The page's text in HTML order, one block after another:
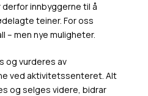
innbyggerne til å
teiner. For oss
– men nye muligheter.
og vurderes av
ved aktivitetssenteret. Alt
og selges videre, bidrar